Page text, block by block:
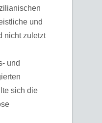
und
nicht zuletzt
und
sich die